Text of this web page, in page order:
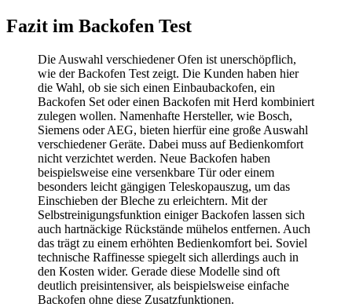
Fazit im Backofen Test
Die Auswahl verschiedener Ofen ist unerschöpflich,
wie der Backofen Test zeigt. Die Kunden haben hier
die Wahl, ob sie sich einen Einbaubackofen, ein
Backofen Set oder einen Backofen mit Herd kombiniert
zulegen wollen. Namenhafte Hersteller, wie Bosch,
Siemens oder AEG, bieten hierfür eine große Auswahl
verschiedener Geräte. Dabei muss auf Bedienkomfort
nicht verzichtet werden. Neue Backofen haben
beispielsweise eine versenkbare Tür oder einem
besonders leicht gängigen Teleskopauszug, um das
Einschieben der Bleche zu erleichtern. Mit der
Selbstreinigungsfunktion einiger Backofen lassen sich
auch hartnäckige Rückstände mühelos entfernen. Auch
das trägt zu einem erhöhten Bedienkomfort bei. Soviel
technische Raffinesse spiegelt sich allerdings auch in
den Kosten wider. Gerade diese Modelle sind oft
deutlich preisintensiver, als beispielsweise einfache
Backofen ohne diese Zusatzfunktionen.